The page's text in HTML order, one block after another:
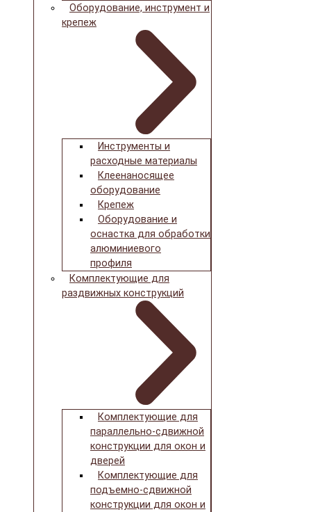
Оборудование, инструмент и
крепеж
Инструменты и
расходные материалы
Клеенаносящее
оборудование
Крепеж
Оборудование и
оснастка для обработки
алюминиевого
профиля
Комплектующие для
раздвижных конструкций
Комплектующие для
параллельно-сдвижной
конструкции для окон и
дверей
Комплектующие для
подъемно-сдвижной
конструкции для окон и